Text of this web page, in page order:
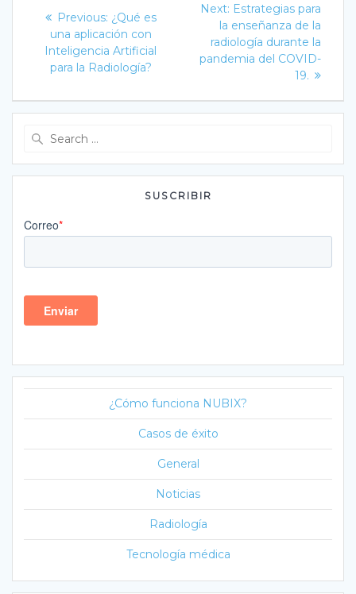
entradas
Previous: Previous
post:
¿Qué es
una aplicación con
Inteligencia Artificial
para la Radiología?
Next: Next
post:
Estrategias para
la enseñanza de la
radiología durante la
pandemia del COVID-
19.
SUSCRIBIR
¿Cómo funciona NUBIX?
Casos de éxito
General
Noticias
Radiología
Tecnología médica